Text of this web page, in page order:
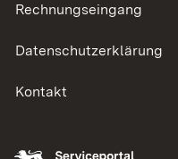
Rechnungseingang
Datenschutzerklärung
Kontakt